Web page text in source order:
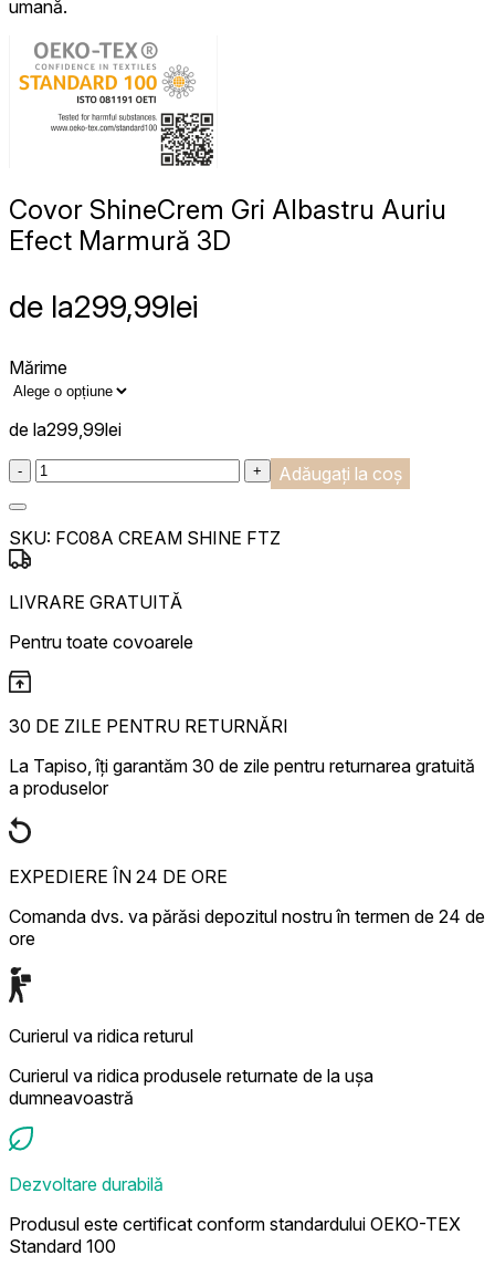
umană.
Covor ShineCrem Gri Albastru Auriu
Efect Marmură 3D
de la299,99lei
Mărime
de la299,99lei
:product_name quantity
- + Adăugați la coș
SKU: FC08A CREAM SHINE FTZ
LIVRARE GRATUITĂ
Pentru toate covoarele
30 DE ZILE PENTRU RETURNĂRI
La Tapiso, îți garantăm 30 de zile pentru returnarea gratuită
a produselor
EXPEDIERE ÎN 24 DE ORE
Comanda dvs. va părăsi depozitul nostru în termen de 24 de
ore
Curierul va ridica returul
Curierul va ridica produsele returnate de la ușa
dumneavoastră
Dezvoltare durabilă
Produsul este certificat conform standardului OEKO-TEX
Standard 100